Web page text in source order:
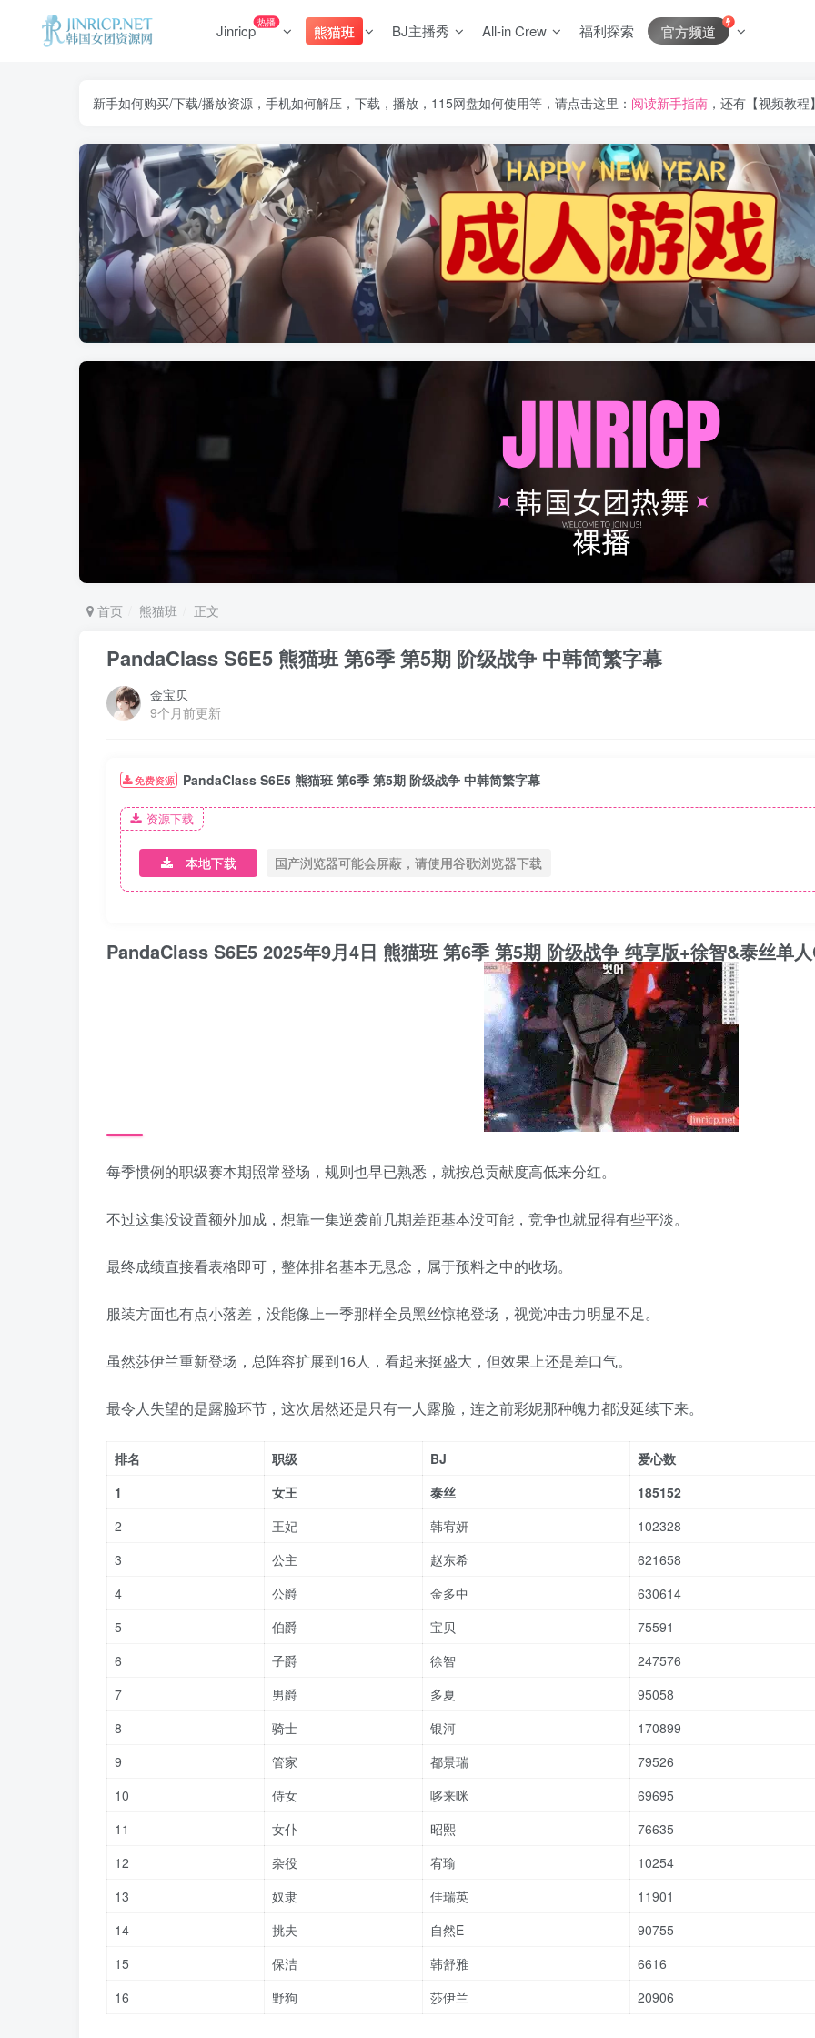
Jinricp热播
熊猫班 BJ主播秀 All-in Crew 福利探索 官方频道
新手如何购买/下载/播放资源，手机如何解压，下载，播放，115网盘如何使用等，请点击这里： 阅读新手指南 ，还有【视频教
首页 熊猫班 正文
PandaClass S6E5 熊猫班 第6季 第5期 阶级战争 中韩简繁字幕
金宝贝
9个月前更新
免费资源 PandaClass S6E5 熊猫班 第6季 第5期 阶级战争 中韩简繁字幕
资源下载
本地下载 国产浏览器可能会屏蔽，请使用谷歌浏览器下载
PandaClass S6E5 2025年9月4日 熊猫班 第6季 第5期 阶级战争 纯享版+徐智&泰丝单
每季惯例的职级赛本期照常登场，规则也早已熟悉，就按总贡献度高低来分红。
不过这集没设置额外加成，想靠一集逆袭前几期差距基本没可能，竞争也就显得有些平淡。
最终成绩直接看表格即可，整体排名基本无悬念，属于预料之中的收场。
服装方面也有点小落差，没能像上一季那样全员黑丝惊艳登场，视觉冲击力明显不足。
虽然莎伊兰重新登场，总阵容扩展到16人，看起来挺盛大，但效果上还是差口气。
最令人失望的是露脸环节，这次居然还是只有一人露脸，连之前彩妮那种魄力都没延续下来。
排名 职级 BJ 爱心数
1
女王 泰丝 185152
2
王妃 韩宥妍 102328
3
公主 赵东希 621658
4
公爵 金多中 630614
5
伯爵 宝贝 75591
6
子爵 徐智 247576
7
男爵 多夏 95058
8
骑士 银河 170899
9
管家 都景瑞 79526
10
侍女 哆来咪 69695
11
女仆 昭熙 76635
12
杂役 宥瑜 10254
13
奴隶 佳瑞英 11901
14
挑夫 自然E 90755
15
保洁 韩舒雅 6616
16
野狗 莎伊兰 20906